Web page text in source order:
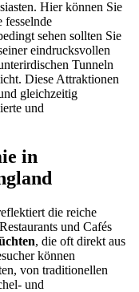
Hier können Sie
fesselnde
sehen sollten Sie
eindrucksvollen
Tunneln
Diese Attraktionen
gleichzeitig
und
in
die reiche
und Cafés
, die oft direkt aus
können
von traditionellen
und